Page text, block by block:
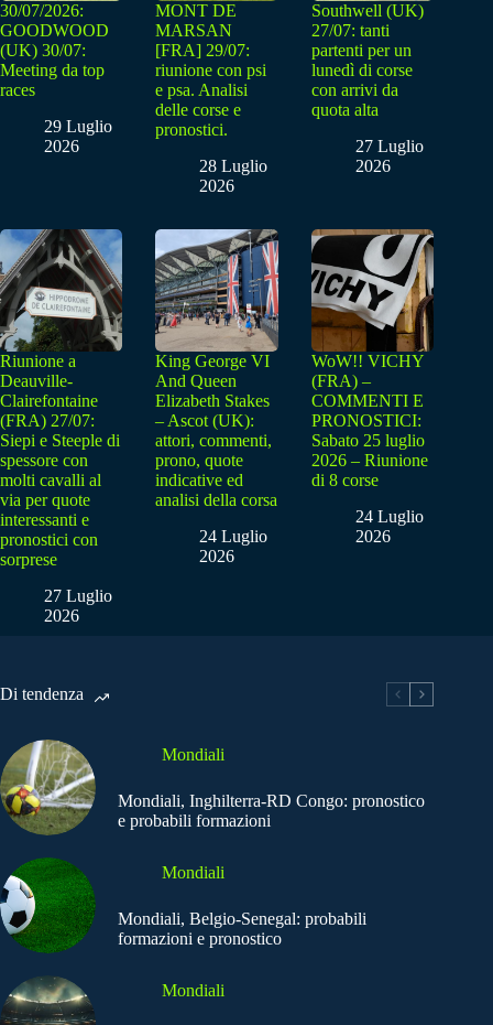
30/07/2026:
GOODWOOD
(UK) 30/07:
Meeting da top
races
29 Luglio
2026
MONT DE
MARSAN
[FRA] 29/07:
riunione con psi
e psa. Analisi
delle corse e
pronostici.
28 Luglio
2026
Southwell (UK)
27/07: tanti
partenti per un
lunedì di corse
con arrivi da
quota alta
27 Luglio
2026
Riunione a
Deauville-
Clairefontaine
(FRA) 27/07:
Siepi e Steeple di
spessore con
molti cavalli al
via per quote
interessanti e
pronostici con
sorprese
27 Luglio
2026
King George VI
And Queen
Elizabeth Stakes
– Ascot (UK):
attori, commenti,
prono, quote
indicative ed
analisi della corsa
24 Luglio
2026
WoW!! VICHY
(FRA) –
COMMENTI E
PRONOSTICI:
Sabato 25 luglio
2026 – Riunione
di 8 corse
24 Luglio
2026
Di tendenza
Mondiali
Mondiali, Inghilterra-RD Congo: pronostico
e probabili formazioni
Mondiali
Mondiali, Belgio-Senegal: probabili
formazioni e pronostico
Mondiali